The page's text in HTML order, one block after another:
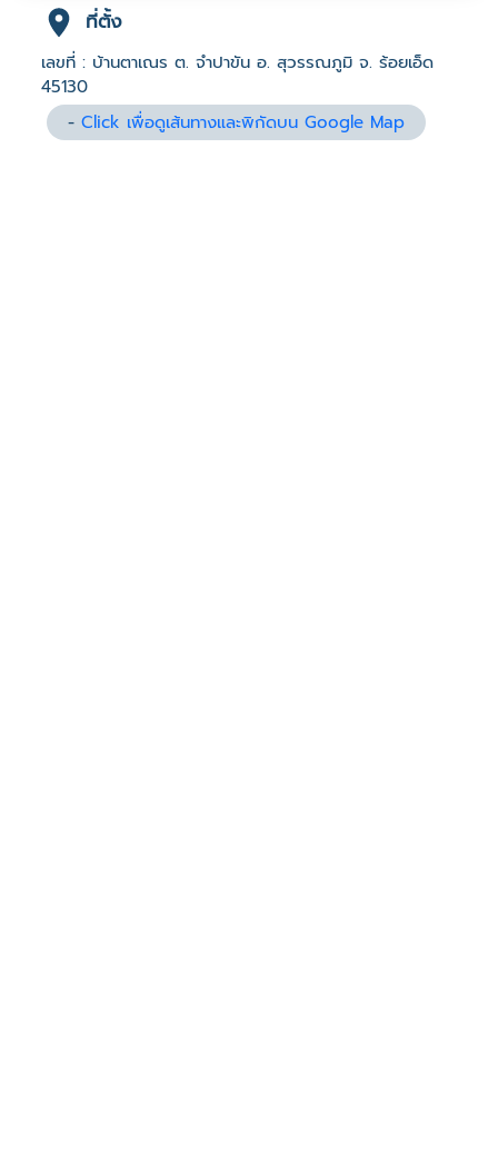
ที่ตั้ง
เลขที่ : บ้านตาเณร ต. จำปาขัน อ. สุวรรณภูมิ จ. ร้อยเอ็ด
45130
-Click เพื่อดูเส้นทางและพิกัดบน Google Map